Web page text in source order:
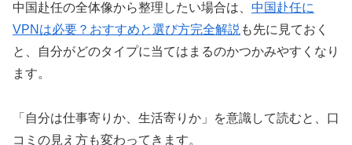
中国赴任の全体像から整理したい場合は、 中国赴任に
VPNは必要？おすすめと選び方完全解説 も先に見ておく
と、自分がどのタイプに当てはまるのかつかみやすくなり
ます。
「自分は仕事寄りか、生活寄りか」を意識して読むと、口
コミの見え方も変わってきます。